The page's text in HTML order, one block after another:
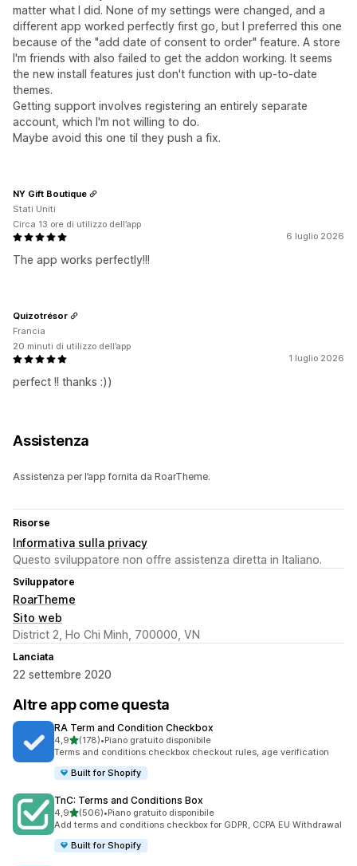
matter what I did. None of my settings were changed, and a
different app worked perfectly first go, but I preferred this one
because of the "add date of consent to order" feature. A store
I'm friends with also failed to get the addon working. It seems
the new install features just don't function with up-to-date
themes.
Getting support involves registering an entirely separate
account, which I'm not willing to do.
Maybe avoid this one til they push a fix.
6 luglio 2026
The app works perfectly!!!
NY Gift Boutique
Stati Uniti
Circa 13 ore di utilizzo dell’app
1 luglio 2026
perfect !! thanks :))
Quizotrésor
Francia
20 minuti di utilizzo dell’app
Assistenza
Assistenza per l’app fornita da RoarTheme.
Risorse
Informativa sulla privacy
Questo sviluppatore non offre assistenza diretta in Italiano.
Sviluppatore
RoarTheme
Sito web
District 2, Ho Chi Minh, 700000, VN
Lanciata
22 settembre 2020
Altre app come questa
RA Term and Condition Checkbox
4,9stelle su 5
(178)
178 recensioni totali
•Piano gratuito disponibile
Terms and conditions checkbox checkout rules, age verification
Built for Shopify
TnC: Terms and Conditions Box
4,9stelle su 5
(506)
506 recensioni totali
•Piano gratuito disponibile
Add terms and conditions checkbox for GDPR, CCPA EU Withdrawal
Built for Shopify